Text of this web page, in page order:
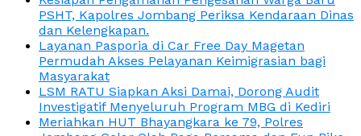
PSHT, Kapolres Jombang Periksa Kendaraan Dinas
dan Kelengkapan.
Layanan Pasporia di Car Free Day Magetan
Permudah Akses Pelayanan Keimigrasian bagi
Masyarakat
LSM RATU Siapkan Aksi Damai, Dorong Audit
Investigatif Menyeluruh Program MBG di Kediri
Meriahkan HUT Bhayangkara ke 79, Polres